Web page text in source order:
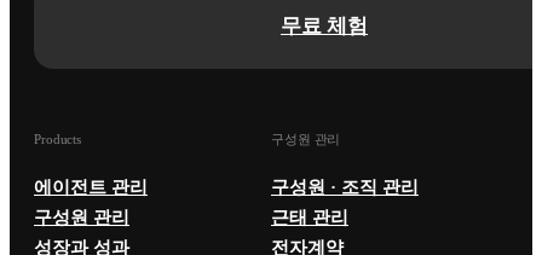
무료 체험
Products
에이전트 관리
구성원 관리
성장과 성과
구성원 관리
구성원 · 조직 관리
근태 관리
전자계약